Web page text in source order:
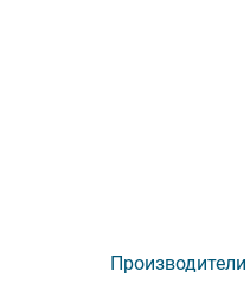
Производители